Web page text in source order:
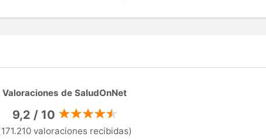
Valoraciones de SaludOnNet
9,2 / 10
valoraciones recibidas)